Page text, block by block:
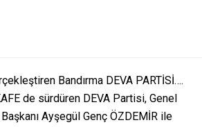
Bandırma DEVA PARTİSİ….
de sürdüren DEVA Partisi, Genel
Ayşegül Genç ÖZDEMİR ile